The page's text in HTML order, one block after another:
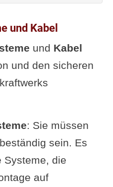
und Kabel
und Kabel
und den sicheren
: Sie müssen
sein. Es
Systeme, die
auf